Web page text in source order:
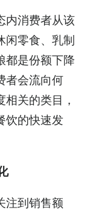
内消费者从该
闲零食、乳制
都是份额下降
者会流向何
关的类目，
饮的快速发
注到销售额